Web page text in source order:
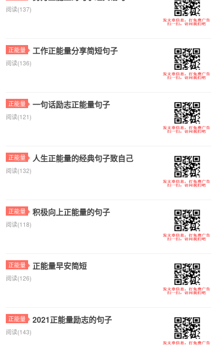
阅读(137)
正能量 工作正能量分享简短句子
阅读(136)
正能量 一句话励志正能量句子
阅读(121)
正能量 人生正能量的经典句子致自己
阅读(132)
正能量 积极向上正能量的句子
阅读(118)
正能量 正能量早安简短
阅读(126)
正能量 2021正能量励志的句子
阅读(143)